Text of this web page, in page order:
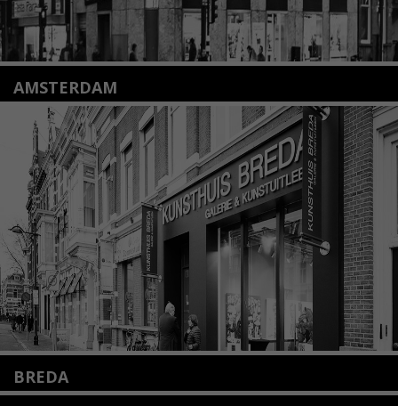
AMSTERDAM
Amstelveenseweg 135
1075 VX Amsterdam
+31 (0)20 2332546
info@kunsthuisamsterdam.nl
Lees meer
BREDA